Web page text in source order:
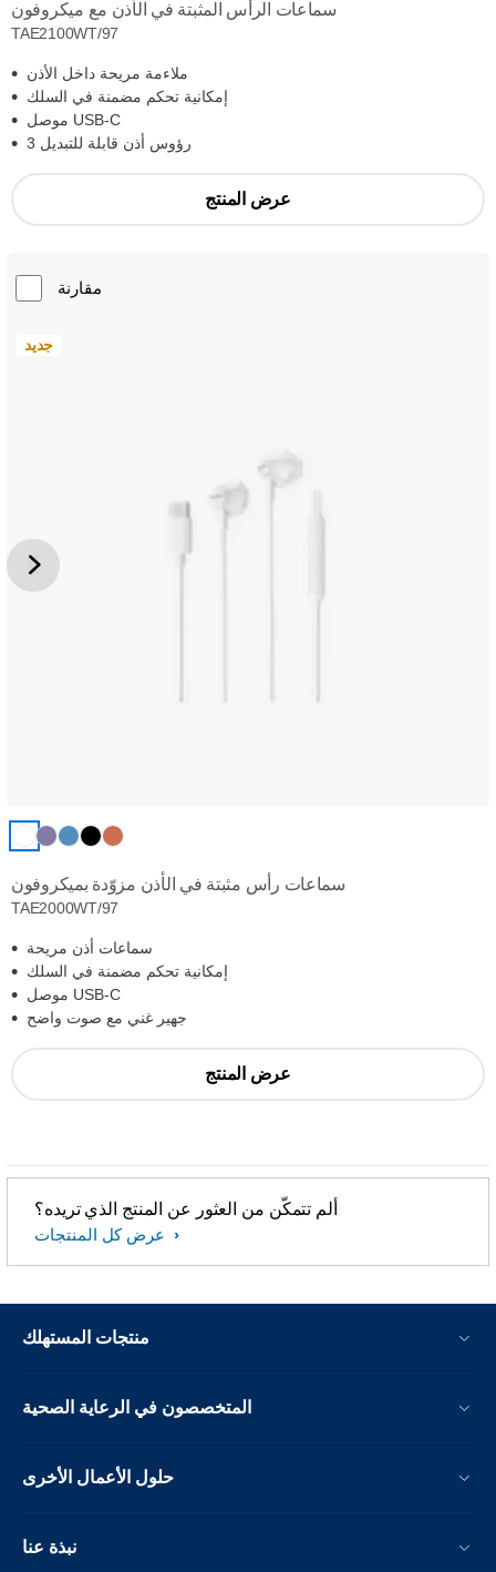
سماعات الرأس المثبتة في الأذن مع ميكروفون
TAE2100WT/97
ملاءمة مريحة داخل الأذن
إمكانية تحكم مضمنة في السلك
موصل USB-C
3 رؤوس أذن قابلة للتبديل
عرض المنتج
مقارنة
جديد
سماعات رأس مثبتة في الأذن مزوّدة بميكروفون
TAE2000WT/97
سماعات أذن مريحة
إمكانية تحكم مضمنة في السلك
موصل USB-C
جهير غني مع صوت واضح
عرض المنتج
ألم تتمكّن من العثور عن المنتج الذي تريده؟
منتجات المستهلك
المتخصصون في الرعاية الصحية
حلول الأعمال الأخرى
نبذة عنا